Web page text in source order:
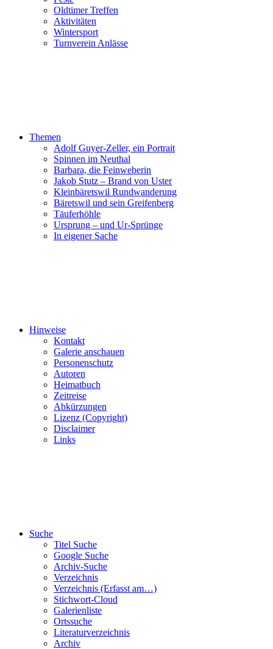
Oldtimer Treffen
Aktivitäten
Wintersport
Turnverein Anlässe
Themen
Adolf Guyer-Zeller, ein Portrait
Spinnen im Neuthal
Barbara, die Feinweberin
Jakob Stutz – Brand von Uster
Kleinbäretswil Rundwanderung
Bäretswil und sein Greifenberg
Täuferhöhle
Ursprung – und Ur-Sprünge
In eigener Sache
Hinweise
Kontakt
Galerie anschauen
Personenschutz
Autoren
Heimatbuch
Zeitreise
Abkürzungen
Lizenz (Copyright)
Disclaimer
Links
Suche
Titel Suche
Google Suche
Archiv-Suche
Verzeichnis
Verzeichnis (Erfasst am…)
Stichwort-Cloud
Galerienliste
Ortssuche
Literaturverzeichnis
Archiv